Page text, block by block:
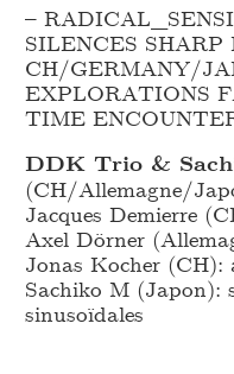
– RADICAL_
SILENCES
CH/GERMANY/
EXPLORATIONS
TIME
DDK Trio &
(CH/Allemagne/
Jacques Demierre
Axel Dörner
Jonas Kocher (CH):
Sachiko M (Japon):
sinusoïdales